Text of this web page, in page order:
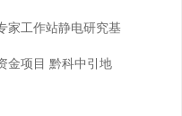
家工作站静电研究基
金项目 黔科中引地